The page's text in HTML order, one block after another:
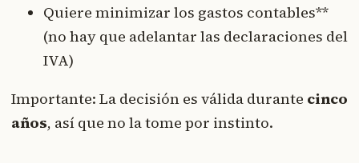
Quiere minimizar los gastos contables**
(no hay que adelantar las declaraciones del
IVA)
Importante: La decisión es válida durante cinco
años, así que no la tome por instinto.